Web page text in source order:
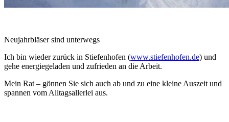
Neujahrbläser sind unterwegs
Ich bin wieder zurück in Stiefenhofen (www.stiefenhofen.de) und
gehe energiegeladen und zufrieden an die Arbeit.
Mein Rat – gönnen Sie sich auch ab und zu eine kleine Auszeit und
spannen vom Alltagsallerlei aus.